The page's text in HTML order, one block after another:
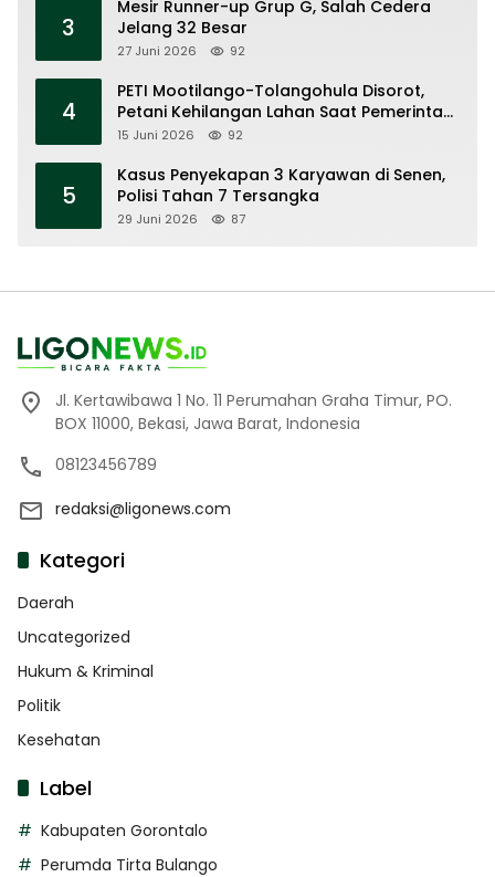
3
Mesir Runner-up Grup G, Salah Cedera
Jelang 32 Besar
27 Juni 2026 92
4
PETI Mootilango-Tolangohula Disorot,
Petani Kehilangan Lahan Saat Pemerintah
Fokus Panggung Seremonial
15 Juni 2026 92
5
Kasus Penyekapan 3 Karyawan di Senen,
Polisi Tahan 7 Tersangka
29 Juni 2026 87
Jl. Kertawibawa 1 No. 11 Perumahan Graha Timur, PO.
BOX 11000, Bekasi, Jawa Barat, Indonesia
08123456789
redaksi@ligonews.com
Kategori
Daerah
Uncategorized
Hukum & Kriminal
Politik
Kesehatan
Label
Kabupaten Gorontalo
Perumda Tirta Bulango